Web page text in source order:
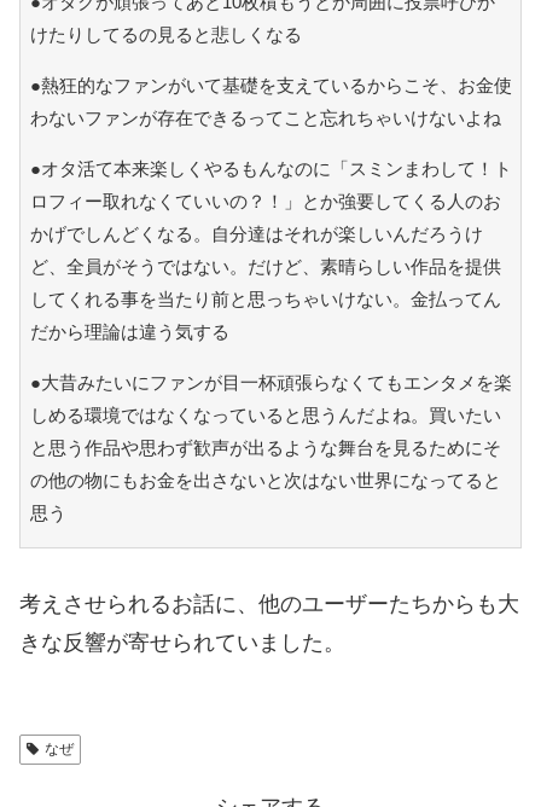
けたりしてるの見ると悲しくなる
●熱狂的なファンがいて基礎を支えているからこそ、お金使
わないファンが存在できるってこと忘れちゃいけないよね
●オタ活て本来楽しくやるもんなのに「スミンまわして！ト
ロフィー取れなくていいの？！」とか強要してくる人のお
かげでしんどくなる。自分達はそれが楽しいんだろうけ
ど、全員がそうではない。だけど、素晴らしい作品を提供
してくれる事を当たり前と思っちゃいけない。金払ってん
だから理論は違う気する
●大昔みたいにファンが目一杯頑張らなくてもエンタメを楽
しめる環境ではなくなっていると思うんだよね。買いたい
と思う作品や思わず歓声が出るような舞台を見るためにそ
の他の物にもお金を出さないと次はない世界になってると
思う
考えさせられるお話に、他のユーザーたちからも大
きな反響が寄せられていました。
なぜ